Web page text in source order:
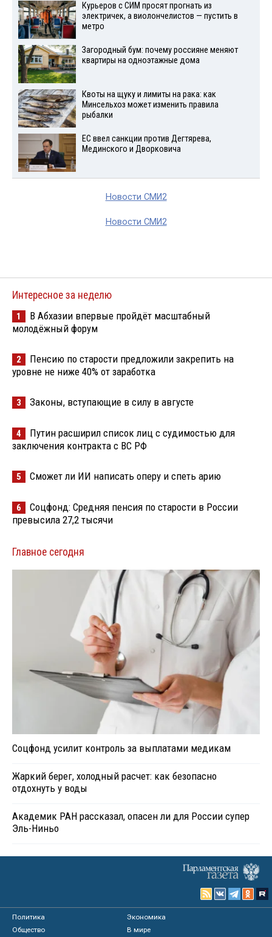
Курьеров с СИМ просят прогнать из
электричек, а виолончелистов — пустить в
метро
Загородный бум: почему россияне меняют
квартиры на одноэтажные дома
Квоты на щуку и лимиты на рака: как
Минсельхоз может изменить правила
рыбалки
ЕС ввел санкции против Дегтярева,
Мединского и Дворковича
Новости СМИ2
Новости СМИ2
Интересное за неделю
1
В Абхазии впервые пройдёт масштабный
молодёжный форум
2
Пенсию по старости предложили закрепить на
уровне не ниже 40% от заработка
3 Законы, вступающие в силу в августе
4
Путин расширил список лиц с судимостью для
заключения контракта с ВС РФ
5 Сможет ли ИИ написать оперу и спеть арию
6
Соцфонд: Средняя пенсия по старости в России
превысила 27,2 тысячи
Главное сегодня
Соцфонд усилит контроль за выплатами медикам
Жаркий берег, холодный расчет: как безопасно
отдохнуть у воды
Академик РАН рассказал, опасен ли для России супер
Эль-Ниньо
Политика
Экономика
Общество
В мире